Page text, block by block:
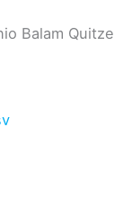
Balam Quitze